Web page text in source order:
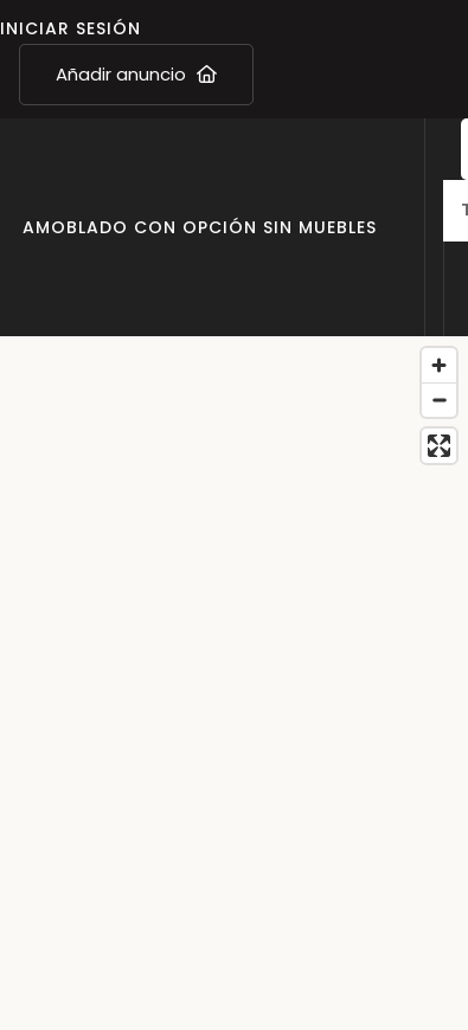
INICIAR SESIÓN
Añadir anuncio
AMOBLADO CON OPCIÓN SIN MUEBLES